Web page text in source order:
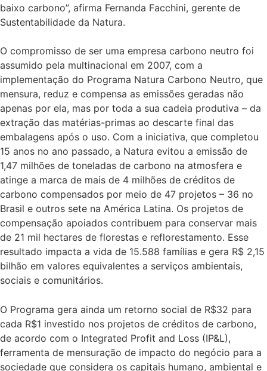
baixo carbono”, afirma Fernanda Facchini, gerente de
Sustentabilidade da Natura.
O compromisso de ser uma empresa carbono neutro foi
assumido pela multinacional em 2007, com a
implementação do Programa Natura Carbono Neutro, que
mensura, reduz e compensa as emissões geradas não
apenas por ela, mas por toda a sua cadeia produtiva – da
extração das matérias-primas ao descarte final das
embalagens após o uso. Com a iniciativa, que completou
15 anos no ano passado, a Natura evitou a emissão de
1,47 milhões de toneladas de carbono na atmosfera e
atinge a marca de mais de 4 milhões de créditos de
carbono compensados por meio de 47 projetos – 36 no
Brasil e outros sete na América Latina. Os projetos de
compensação apoiados contribuem para conservar mais
de 21 mil hectares de florestas e reflorestamento. Esse
resultado impacta a vida de 15.588 famílias e gera R$ 2,15
bilhão em valores equivalentes a serviços ambientais,
sociais e comunitários.
O Programa gera ainda um retorno social de R$32 para
cada R$1 investido nos projetos de créditos de carbono,
de acordo com o Integrated Profit and Loss (IP&L),
ferramenta de mensuração de impacto do negócio para a
sociedade que considera os capitais humano, ambiental e